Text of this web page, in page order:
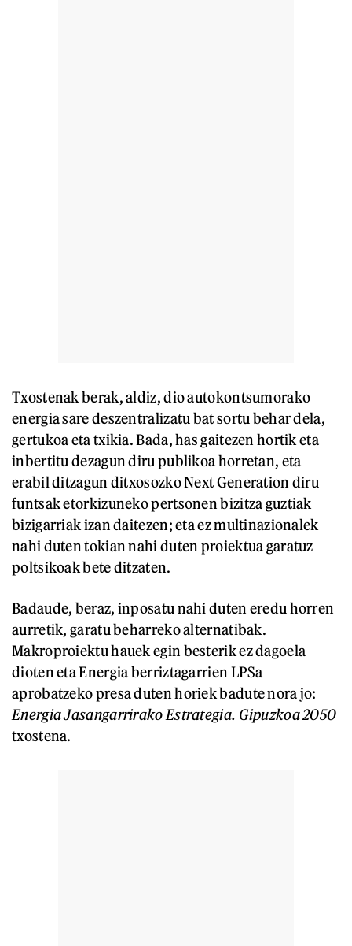
Txostenak berak, aldiz, dio autokontsumorako
energia sare deszentralizatu bat sortu behar dela,
gertukoa eta txikia. Bada, has gaitezen hortik eta
inbertitu dezagun diru publikoa horretan, eta
erabil ditzagun ditxosozko Next Generation diru
funtsak etorkizuneko pertsonen bizitza guztiak
bizigarriak izan daitezen; eta ez multinazionalek
nahi duten tokian nahi duten proiektua garatuz
poltsikoak bete ditzaten.
Badaude, beraz, inposatu nahi duten eredu horren
aurretik, garatu beharreko alternatibak.
Makroproiektu hauek egin besterik ez dagoela
dioten eta Energia berriztagarrien LPSa
aprobatzeko presa duten horiek badute nora jo:
Energia Jasangarrirako Estrategia. Gipuzkoa 2050
txostena.